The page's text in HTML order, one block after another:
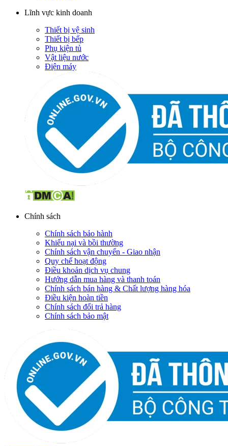
Lĩnh vực kinh doanh
Thiết bị vệ sinh
Thiết bị bếp
Phụ kiện tủ
Vật liệu nước
Điện máy
Chính sách
Chính sách bảo hành
Khiếu nại và bồi thường
Chính sách vận chuyển - Giao nhận
Quy chế hoạt động
Điều khoản dịch vụ chung
Hướng dẫn mua hàng và thanh toán
Chính sách bán hàng & Chất lượng hàng hóa
Điều kiện hoàn tiền
Chính sách đổi trả hàng
Chính sách bảo mật